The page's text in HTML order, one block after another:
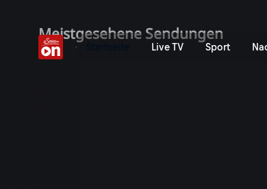
Live TV Sport
ServusTV On:
Meistgesehene Sendungen